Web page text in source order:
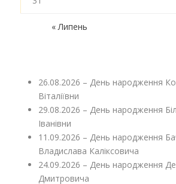
« Липень
26.08.2026 – День народження
Віталіївни
29.08.2026 – День народження
Іванівни
11.09.2026 – День народження
Владислава Каліксовича
24.09.2026 – День народження
Дмитровича